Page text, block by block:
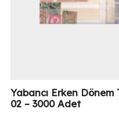
Yabancı Erken
02 – 3000 Adet